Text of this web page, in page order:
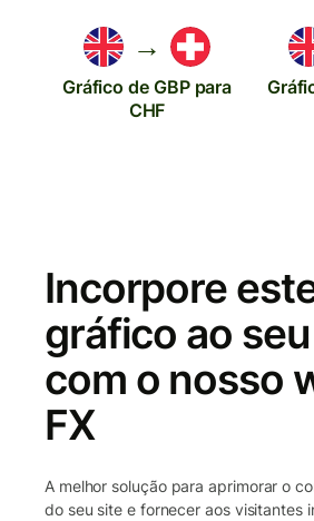
→
Gráfico de GBP para
CHF
Incorpore
gráfico ao
com o nosso
FX
A melhor solução para aprimorar o
do seu site e fornecer aos visitantes